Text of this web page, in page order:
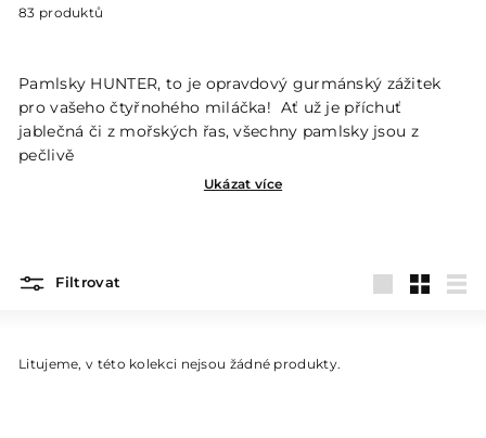
83 produktů
Pamlsky HUNTER, to je opravdový gurmánský zážitek
pro vašeho čtyřnohého miláčka! Ať už je příchuť
jablečná či z mořských řas, všechny pamlsky jsou z
pečlivě
Ukázat více
Filtrovat
Litujeme, v této kolekci nejsou žádné produkty.